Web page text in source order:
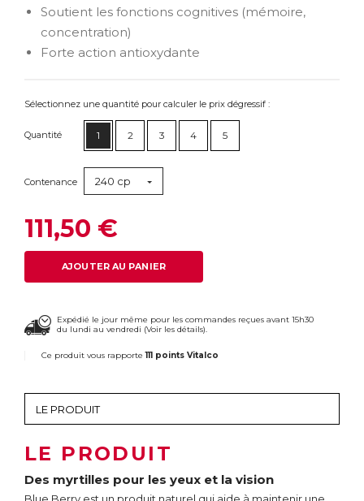
Soutient les fonctions cognitives (mémoire,
concentration)
Forte action antioxydante
Sélectionnez une quantité pour calculer le prix dégressif :
Quantité 1 2 3 4 5
Contenance 240 cp
111,50 €
AJOUTER AU PANIER
Expédié le jour même pour les commandes reçues avant 15h30
du lundi au vendredi (Voir les détails).
Ce produit vous rapporte111 points Vitalco
LE PRODUIT
Des myrtilles pour les yeux et la vision
Blue Berry est un produit naturel qui aide à maintenir une